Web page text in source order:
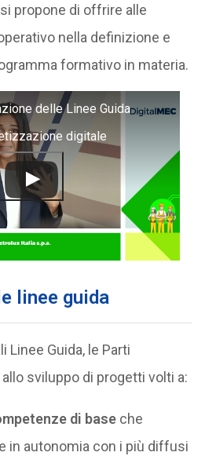
propone di offrire alle
nella definizione e
formativo in materia.
delle Linee Guida
digitale
linee guida
Linee Guida, le Parti
sviluppo di progetti volti a:
di baseche
in autonomia con i più diffusi